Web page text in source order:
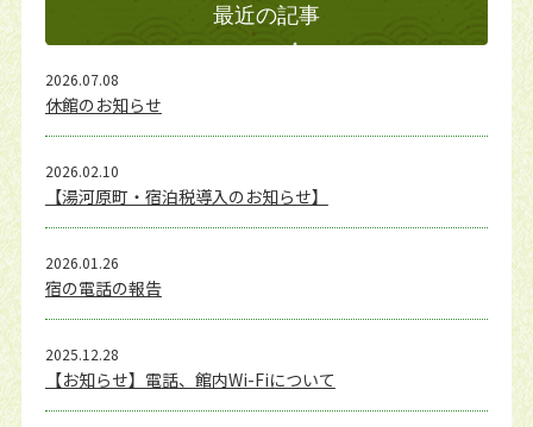
最近の記事
休館のお知らせ
2026.07.08
【湯河原町・宿泊税導入のお知らせ】
2026.02.10
宿の電話の報告
2026.01.26
【お知らせ】電話、館内Wi-Fiについて
2025.12.28